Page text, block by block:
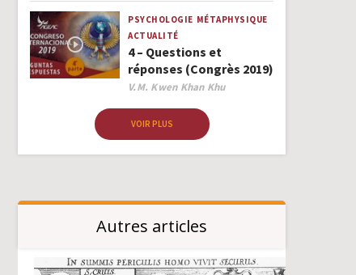
PSYCHOLOGIE MÉTAPHYSIQUE
ACTUALITÉ
4 – Questions et
réponses (Congrès 2019)
Author
V.M. Kwen Khan Khu
VOIR PLUS
Autres articles